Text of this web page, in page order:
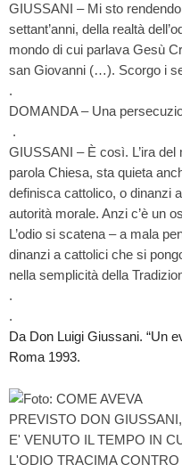
GIUSSANI – Mi sto
settant’anni, della realtà
mondo di cui parlava Gesù
san Giovanni (…). Scorgo i
.
DOMANDA – Una
.
GIUSSANI – È così. L’ira
parola Chiesa, sta quieta
definisca cattolico, o dinanzi
autorità morale. Anzi c’è un
L’odio si scatena – a mala
dinanzi a cattolici che si
nella semplicità della
.
.
Da Don Luigi Giussani. “Un
Roma 1993.